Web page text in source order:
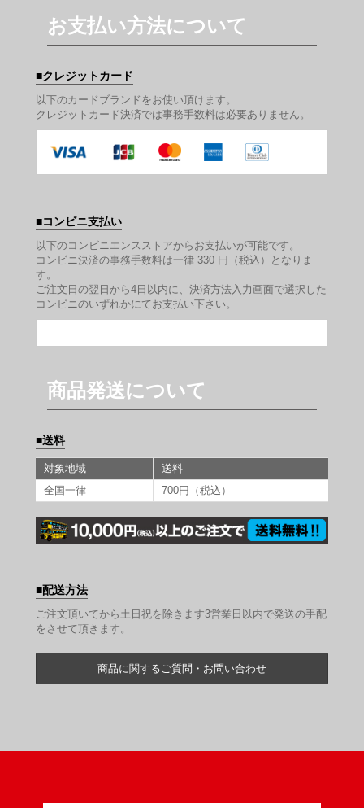
お支払い方法について
クレジットカード
以下のカードブランドをお使い頂けます。
クレジットカード決済では事務手数料は必要ありません。
コンビニ支払い
以下のコンビニエンスストアからお支払いが可能です。
コンビニ決済の事務手数料は一律 330 円（税込）となりま
す。
ご注文日の翌日から4日以内に、決済方法入力画面で選択した
コンビニのいずれかにてお支払い下さい。
商品発送について
送料
対象地域
送料
全国一律
700円（税込）
配送方法
ご注文頂いてから土日祝を除きます3営業日以内で発送の手配
をさせて頂きます。
商品に関するご質問・お問い合わせ